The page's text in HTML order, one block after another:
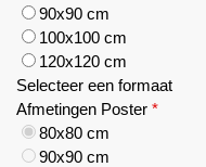
90x90 cm
100x100 cm
120x120 cm
Selecteer een formaat
Afmetingen Poster *
80x80 cm
90x90 cm